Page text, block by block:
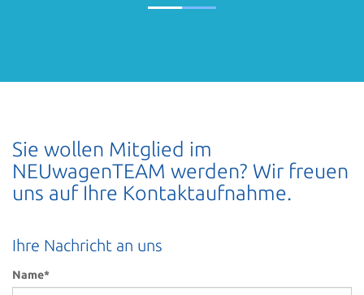
Sie wollen Mitglied im
NEUwagenTEAM werden? Wir freuen
uns auf Ihre Kontaktaufnahme.
Ihre Nachricht an uns
Name*